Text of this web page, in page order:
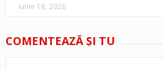
iunie 18, 2026
COMENTEAZĂ ŞI TU